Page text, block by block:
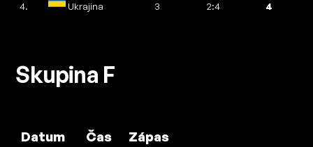
4. Ukrajina 3 2:4 4
Skupina F
Datum Čas Zápas